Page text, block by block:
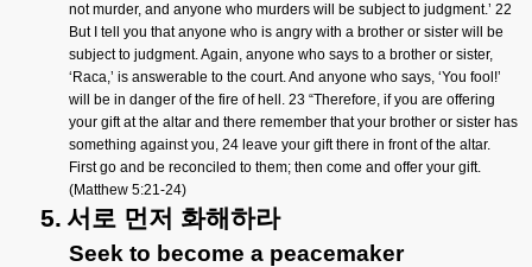
not murder, and anyone who murders will be subject to judgment.’ 22
But I tell you that anyone who is angry with a brother or sister will be
subject to judgment. Again, anyone who says to a brother or sister,
‘Raca,’ is answerable to the court. And anyone who says, ‘You fool!’
will be in danger of the fire of hell. 23 “Therefore, if you are offering
your gift at the altar and there remember that your brother or sister has
something against you, 24 leave your gift there in front of the altar.
First go and be reconciled to them; then come and offer your gift.
(Matthew 5:21-24)
5. 서로 먼저 화해하라
Seek to become a peacemaker